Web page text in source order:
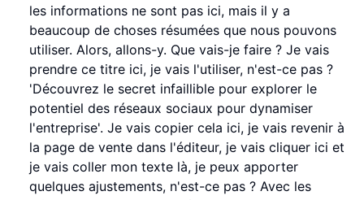
les informations ne sont pas ici, mais il y a
beaucoup de choses résumées que nous pouvons
utiliser. Alors, allons-y. Que vais-je faire ? Je vais
prendre ce titre ici, je vais l'utiliser, n'est-ce pas ?
'Découvrez le secret infaillible pour explorer le
potentiel des réseaux sociaux pour dynamiser
l'entreprise'. Je vais copier cela ici, je vais revenir à
la page de vente dans l'éditeur, je vais cliquer ici et
je vais coller mon texte là, je peux apporter
quelques ajustements, n'est-ce pas ? Avec les